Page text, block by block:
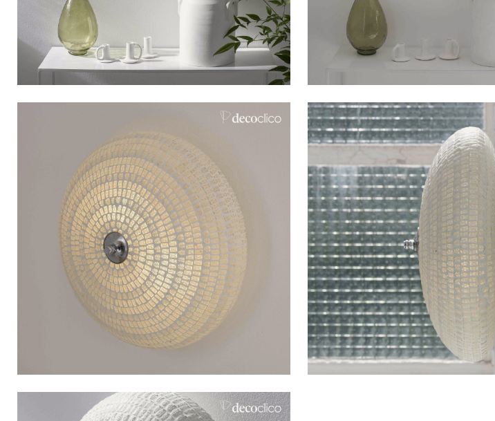
Bord de mer
Brocante
Contemporain
Esprit Haussmannien
Grand hôtel
Velours
Bois blond
Papier mâché
Verre
Zinc et galva